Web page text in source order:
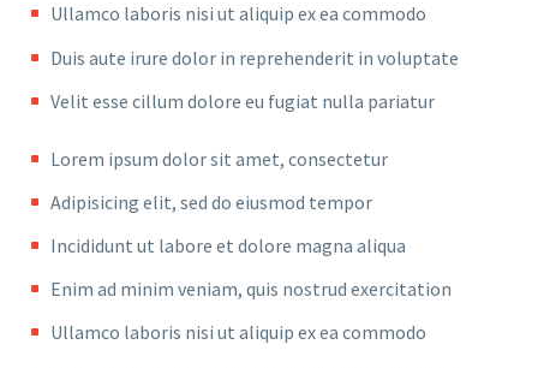
Ullamco laboris nisi ut aliquip ex ea commodo
Duis aute irure dolor in reprehenderit in voluptate
Velit esse cillum dolore eu fugiat nulla pariatur
Lorem ipsum dolor sit amet, consectetur
Adipisicing elit, sed do eiusmod tempor
Incididunt ut labore et dolore magna aliqua
Enim ad minim veniam, quis nostrud exercitation
Ullamco laboris nisi ut aliquip ex ea commodo